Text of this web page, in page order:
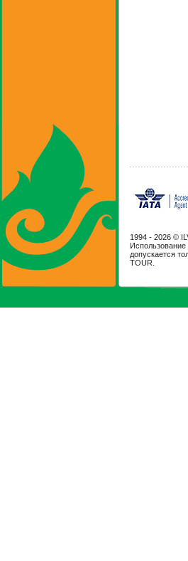
1994 - 2026 ©
допускается
TOUR.